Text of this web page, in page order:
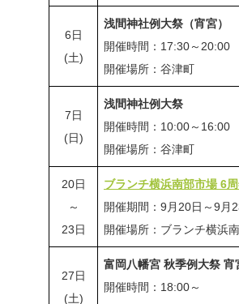
6日
(土)
浅間神社例大祭（宵宮）
開催時間：17:30～20:00
開催場所：谷津町
7日
(日)
浅間神社例大祭
開催時間：10:00～16:00
開催場所：谷津町
20日
～
23日
ブランチ横浜南部市場 6
開催期間：9月20日～9月
開催場所：ブランチ横浜
27日
(土)
富岡八幡宮 秋季例大祭 宵
開催時間：18:00～